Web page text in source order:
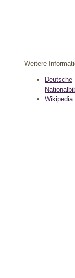
Weitere
Deutsche
Wikipedia